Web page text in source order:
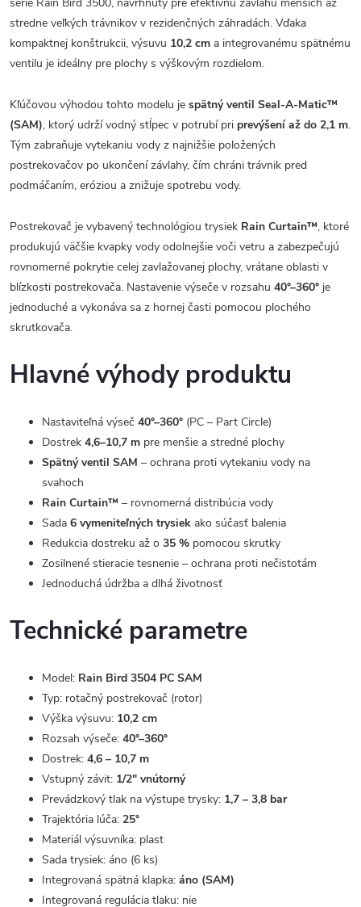
stredne veľkých trávnikov v rezidenčných záhradách. Vďaka
kompaktnej konštrukcii, výsuvu 10,2 cm a integrovanému spätnému
ventilu je ideálny pre plochy s výškovým rozdielom.
Kľúčovou výhodou tohto modelu je spätný ventil Seal-A-Matic™
(SAM), ktorý udrží vodný stĺpec v potrubí pri prevýšení až do 2,1 m.
Tým zabraňuje vytekaniu vody z najnižšie položených
postrekovačov po ukončení závlahy, čím chráni trávnik pred
podmáčaním, eróziou a znižuje spotrebu vody.
Postrekovač je vybavený technológiou trysiek Rain Curtain™, ktoré
produkujú väčšie kvapky vody odolnejšie voči vetru a zabezpečujú
rovnomerné pokrytie celej zavlažovanej plochy, vrátane oblasti v
blízkosti postrekovača. Nastavenie výseče v rozsahu 40°–360° je
jednoduché a vykonáva sa z hornej časti pomocou plochého
skrutkovača.
Hlavné výhody produktu
Nastaviteľná výseč 40°–360° (PC – Part Circle)
Dostrek 4,6–10,7 m pre menšie a stredné plochy
Spätný ventil SAM – ochrana proti vytekaniu vody na
svahoch
Rain Curtain™ – rovnomerná distribúcia vody
Sada 6 vymeniteľných trysiek ako súčasť balenia
Redukcia dostreku až o 35 % pomocou skrutky
Zosilnené stieracie tesnenie – ochrana proti nečistotám
Jednoduchá údržba a dlhá životnosť
Technické parametre
Model: Rain Bird 3504 PC SAM
Typ: rotačný postrekovač (rotor)
Výška výsuvu: 10,2 cm
Rozsah výseče: 40°–360°
Dostrek: 4,6 – 10,7 m
Vstupný závit: 1/2" vnútorný
Prevádzkový tlak na výstupe trysky: 1,7 – 3,8 bar
Trajektória lúča: 25°
Materiál výsuvníka: plast
Sada trysiek: áno (6 ks)
Integrovaná spätná klapka: áno (SAM)
Integrovaná regulácia tlaku: nie